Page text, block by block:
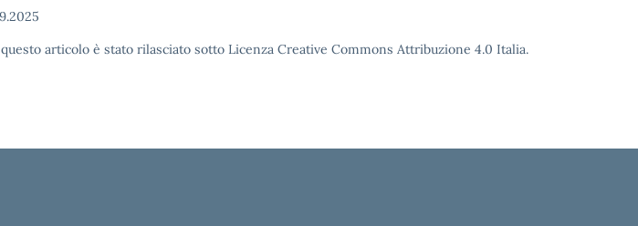
articolo è stato rilasciato sotto Licenza Creative Commons Attribuzione 4.0 Italia.